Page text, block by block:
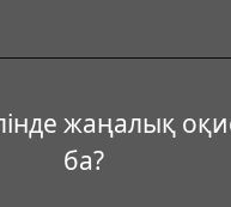
жаңалық
ба?